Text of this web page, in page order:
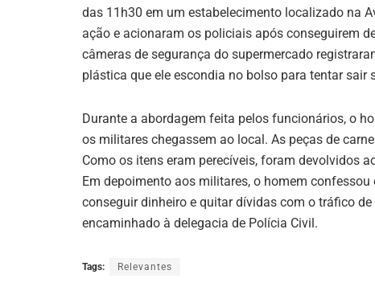
das 11h30 em um estabelecimento localizado na
ação e acionaram os policiais após conseguirem
câmeras de segurança do supermercado
plástica que ele escondia no bolso para tentar sair
Durante a abordagem feita pelos funcionários, o
os militares chegassem ao local. As peças de
Como os itens eram perecíveis, foram devolvidos
Em depoimento aos militares, o homem
conseguir dinheiro e quitar dívidas com o tráfico
encaminhado à delegacia de Polícia Civil.
Tags: Relevantes